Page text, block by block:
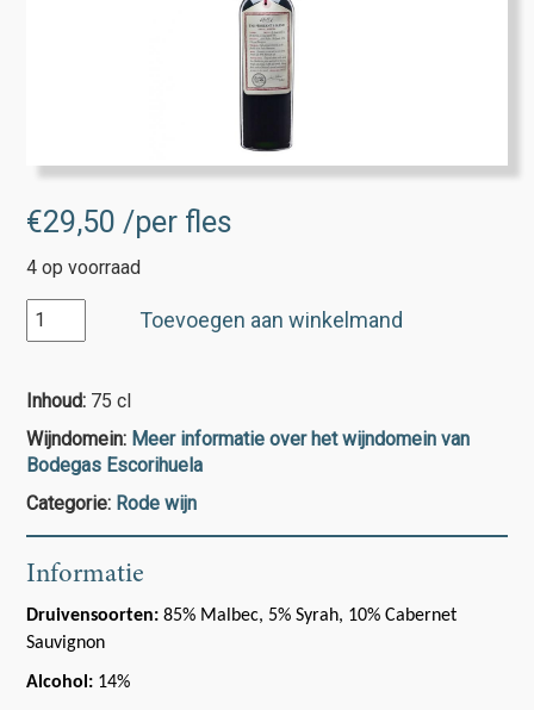
€29,50 /per fles
4 op voorraad
President's
Blend
Toevoegen aan winkelmand
Inhoud: 75 cl
Wijndomein: Meer informatie over het wijndomein van
Bodegas Escorihuela
Categorie: Rode wijn
Informatie
Druivensoorten:85% Malbec, 5% Syrah, 10% Cabernet
Sauvignon
Alcohol: 14%